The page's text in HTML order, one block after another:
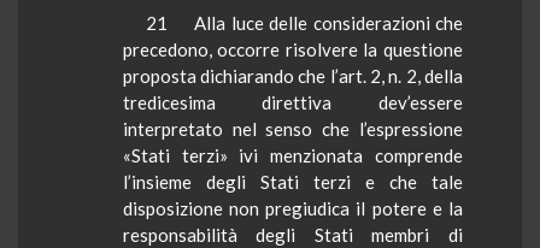
21
Alla luce delle considerazioni che
precedono, occorre risolvere la questione
proposta dichiarando che l’art. 2, n. 2, della
tredicesima direttiva dev’essere
interpretato nel senso che l’espressione
«Stati terzi» ivi menzionata comprende
l’insieme degli Stati terzi e che tale
disposizione non pregiudica il potere e la
responsabilità degli Stati membri di